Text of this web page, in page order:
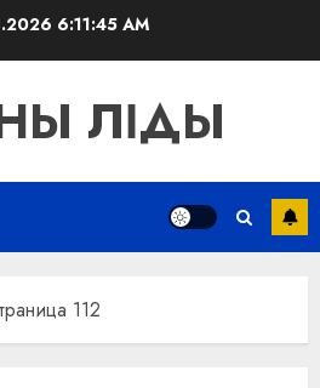
6:11:46 AM
ЛІДЫ
112